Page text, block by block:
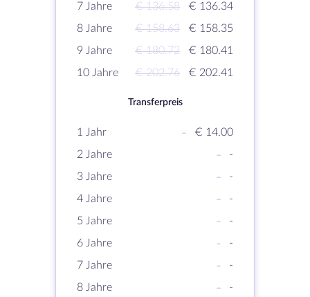
7 Jahre
€ 136.58
€ 136.34
8 Jahre
€ 158.63
€ 158.35
9 Jahre
€ 180.72
€ 180.41
10 Jahre
€ 202.76 € 202.41
Transferpreis
1 Jahr -
€ 14.00
2 Jahre
-
-
3 Jahre
-
-
4 Jahre
-
-
5 Jahre
-
-
6 Jahre
-
-
7 Jahre
-
-
8 Jahre
-
-